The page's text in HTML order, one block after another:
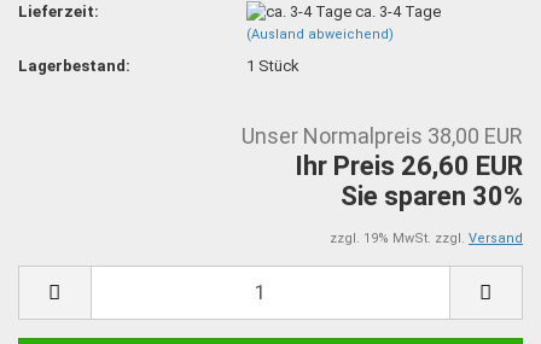
Lieferzeit:
ca. 3-4 Tage
(Ausland abweichend)
Lagerbestand: 1 Stück
Unser Normalpreis 38,00 EUR
Ihr Preis 26,60 EUR
Sie sparen 30%
zzgl. 19% MwSt. zzgl. Versand